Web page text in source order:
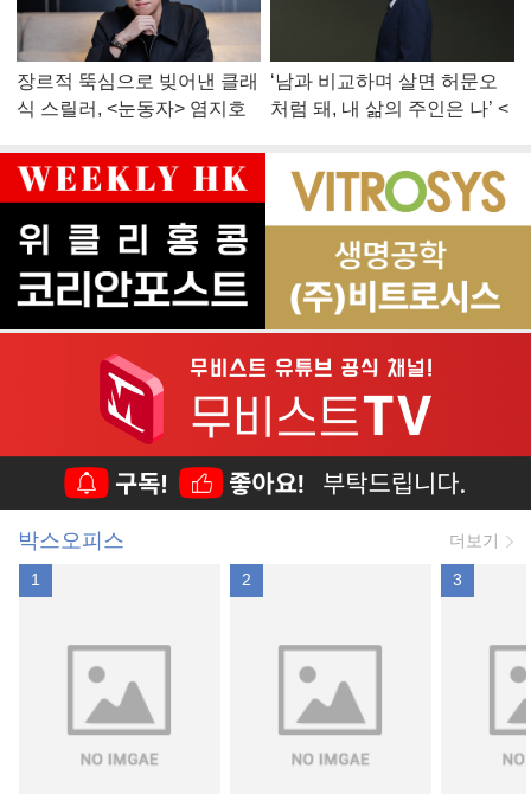
장르적 뚝심으로 빚어낸 클래
식 스릴러, <눈동자> 염지호
‘남과 비교하며 살면 허문오
처럼 돼, 내 삶의 주인은 나’ <
박스오피스 더보기
1 2 3